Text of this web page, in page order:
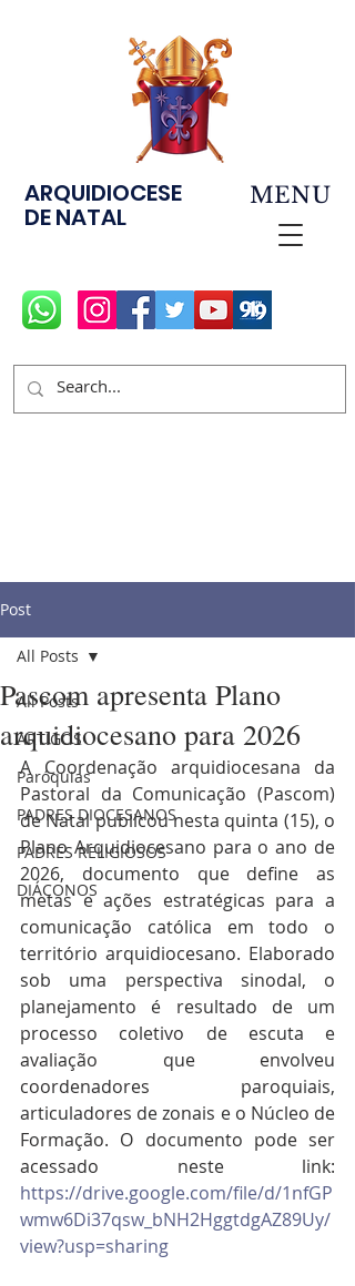
ARQUIDIOCESE
DE NATAL
MENU
Post
All Posts
ARTIGOS
Paróquias
PADRES DIOCESANOS
PADRES RELIGIOSOS
DIÁCONOS
All Posts
Pascom apresenta Plano
arquidiocesano para 2026
A Coordenação arquidiocesana da
Pastoral da Comunicação (Pascom)
de Natal publicou nesta quinta (15), o
Plano Arquidiocesano para o ano de
2026, documento que define as
metas e ações estratégicas para a
comunicação católica em todo o
território arquidiocesano. Elaborado
sob uma perspectiva sinodal, o
planejamento é resultado de um
processo coletivo de escuta e
avaliação que envolveu
coordenadores paroquiais,
articuladores de zonais e o Núcleo de
Formação. O documento pode ser
https://drive.google.com/file/d/1nfGP
wmw6Di37qsw_bNH2HggtdgAZ89Uy/
view?usp=sharing